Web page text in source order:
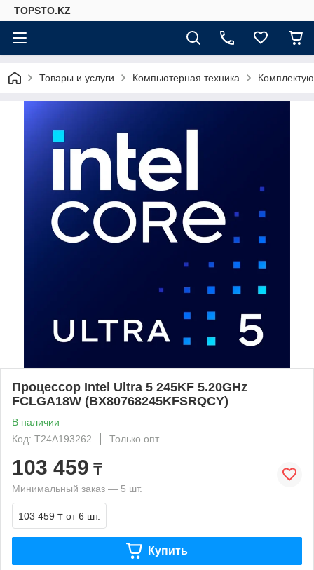
TOPSTO.KZ
Товары и услуги Компьютерная техника
Процессор Intel Ultra 5 245KF 5.20GHz
FCLGA18W (BX80768245KFSRQCY)
В наличии
Код: T24A193262
Только опт
103 459 ₸
Минимальный заказ — 5 шт.
103 459 ₸ от 6 шт.
Купить